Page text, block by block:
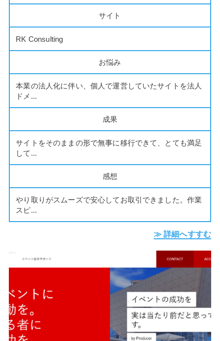
サイト
RK Consulting
お悩み
本業の法人化に伴い、個人で運営していたサイトを法人
ドメ...
成果
サイトをそのままの形で無事に移行できて、とても満足
して...
感想
やり取りがスムーズで安心してお取引できました。作業
スピ...
≫ 詳細へすすむ